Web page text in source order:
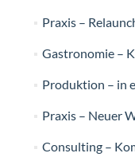
Praxis –
Gastronomie –
Produktion – in
Praxis – Neuer
Consulting –